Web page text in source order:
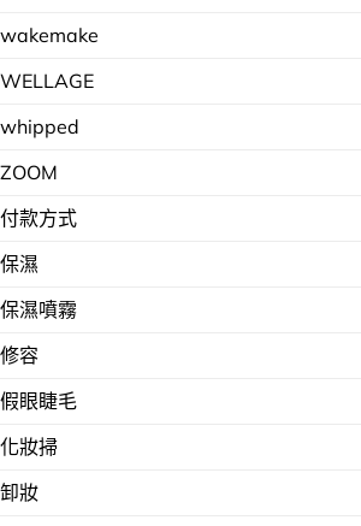
wakemake
WELLAGE
whipped
ZOOM
付款方式
保濕
保濕噴霧
修容
假眼睫毛
化妝掃
卸妝